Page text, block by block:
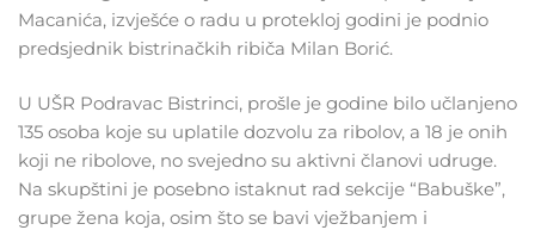
Macanića, izvješće o radu u protekloj godini je podnio
predsjednik bistrinačkih ribiča Milan Borić.
U UŠR Podravac Bistrinci, prošle je godine bilo učlanjeno
135 osoba koje su uplatile dozvolu za ribolov, a 18 je onih
koji ne ribolove, no svejedno su aktivni članovi udruge.
Na skupštini je posebno istaknut rad sekcije “Babuške”,
grupe žena koja, osim što se bavi vježbanjem i